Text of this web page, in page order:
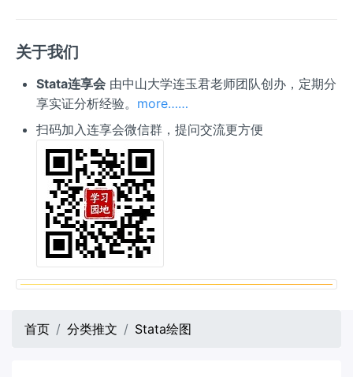
关于我们
Stata连享会由中山大学连玉君老师团队创办，定期分
享实证分析经验。 more……
扫码加入连享会微信群，提问交流更方便
首页 分类推文 Stata绘图